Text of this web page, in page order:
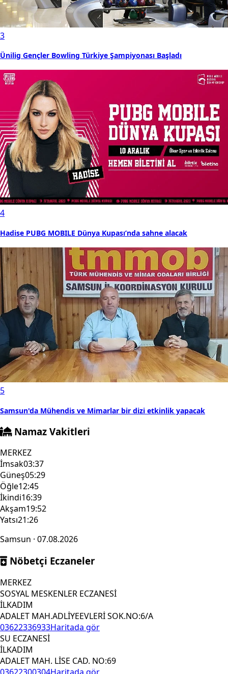
3
Ünilig Gençler Bowling Türkiye Şampiyonası Başladı
4
Hadise PUBG MOBILE Dünya Kupası’nda sahne alacak
5
Samsun'da Mühendis ve Mimarlar bir dizi etkinlik yapacak
Namaz Vakitleri
MERKEZ
İmsak03:37
Güneş05:29
Öğle12:45
İkindi16:39
Akşam19:52
Yatsı21:26
Samsun · 07.08.2026
Nöbetçi Eczaneler
MERKEZ
SOSYAL MESKENLER ECZANESİ
İLKADIM
ADALET MAH.ADLİYEEVLERİ SOK.NO:6/A
03622336933Haritada gör
SU ECZANESİ
İLKADIM
ADALET MAH. LİSE CAD. NO:69